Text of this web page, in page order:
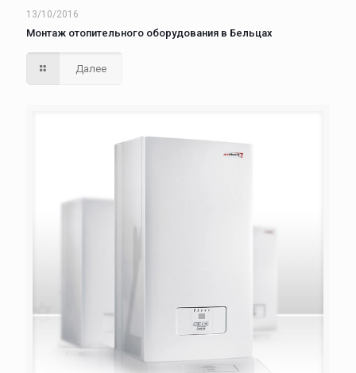
13/10/2016
Монтаж отопительного оборудования в Бельцах
Далее